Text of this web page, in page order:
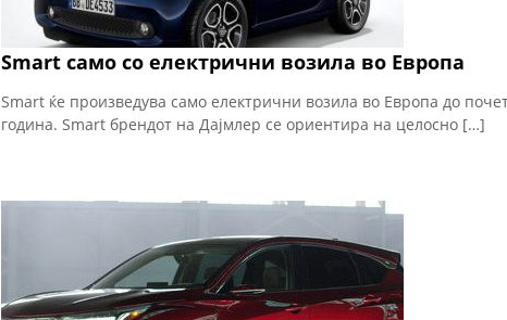
Smart само со електрични возила во Европа
Smart ќе произведува само електрични возила во Европа до
година. Smart брендот на Дајмлер се ориентира на целосно […]